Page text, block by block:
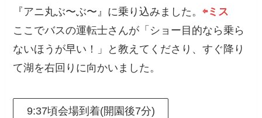
『アニ丸ぶ〜ぶ〜』に乗り込みました。⇦ミス
ここでバスの運転士さんが「ショー目的なら乗ら
ないほうが早い！」と教えてくださり、すぐ降り
て湖を右回りに向かいました。
9:37頃会場到着(開園後7分)